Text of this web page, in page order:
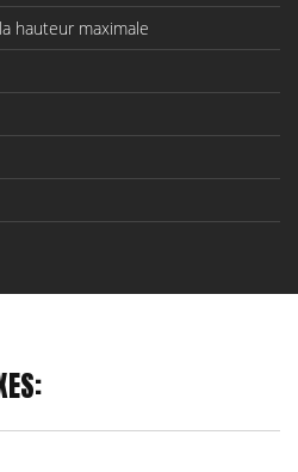
hauteur maximale